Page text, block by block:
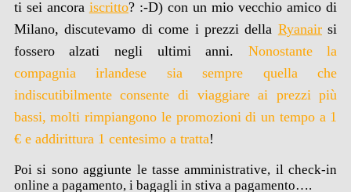
ti sei ancora iscritto? :-D) con un mio vecchio amico di
Milano, discutevamo di come i prezzi della Ryanairsi
fossero alzati negli ultimi anni. Nonostante la
compagnia irlandese sia sempre quella che
indiscutibilmente consente di viaggiare ai prezzi più
bassi, molti rimpiangono le promozioni di un tempo a 1
€ e addirittura 1 centesimo a tratta!
Poi si sono aggiunte le tasse amministrative, il check-in
online a pagamento, i bagagli in stiva a pagamento….